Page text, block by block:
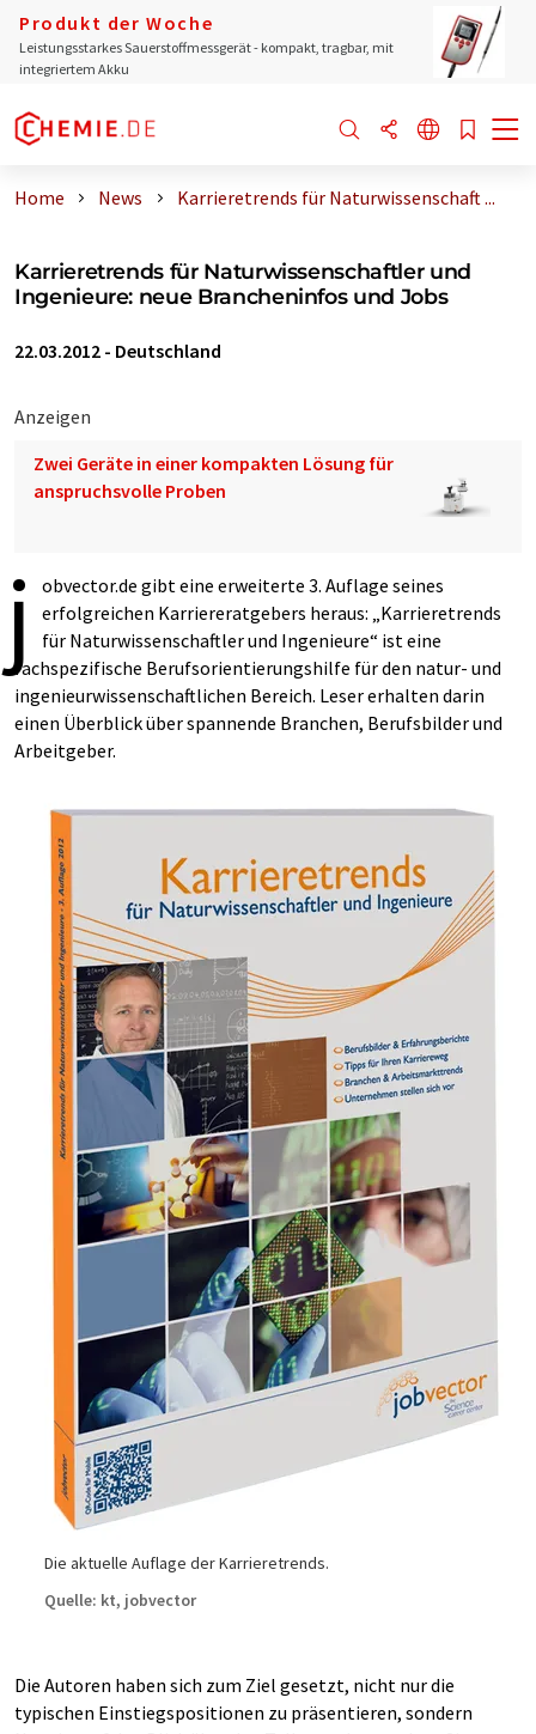
Produkt der Woche
Leistungsstarkes Sauerstoffmessgerät - kompakt, tragbar, mit
integriertem Akku
Home News Karrieretrends für Naturwissenschaft ...
Karrieretrends für Naturwissenschaftler und
Ingenieure: neue Brancheninfos und Jobs
22.03.2012 - Deutschland
Anzeigen
Zwei Geräte in einer kompakten Lösung für
anspruchsvolle Proben
j
obvector.de gibt eine erweiterte 3. Auflage seines
erfolgreichen Karriereratgebers heraus: „Karrieretrends
für Naturwissenschaftler und Ingenieure“ ist eine
fachspezifische Berufsorientierungshilfe für den natur- und
ingenieurwissenschaftlichen Bereich. Leser erhalten darin
einen Überblick über spannende Branchen, Berufsbilder und
Arbeitgeber.
Die aktuelle Auflage der Karrieretrends.
Quelle: kt, jobvector
Die Autoren haben sich zum Ziel gesetzt, nicht nur die
typischen Einstiegspositionen zu präsentieren, sondern